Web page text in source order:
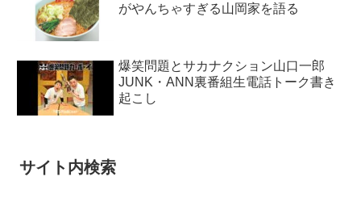
がやんちゃすぎる山岡家を語る
爆笑問題とサカナクション山口一郎
JUNK・ANN裏番組生電話トーク書き
起こし
サイト内検索